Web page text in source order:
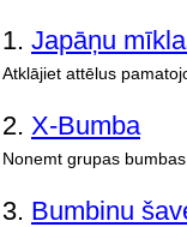
1. Japāņu
Atklājiet attēlus
2. X-Bumba
Nonemt grupas
3. Bumbinu